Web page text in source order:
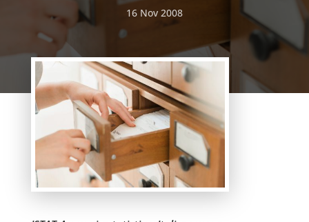
16 Nov 2008